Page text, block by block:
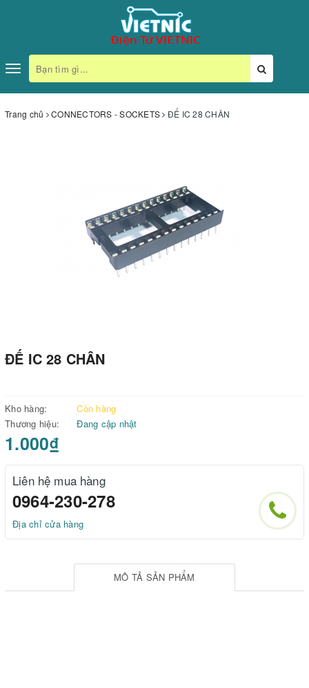
Toggle
navigation
Trang chủ CONNECTORS - SOCKETS ĐẾ IC 28 CHÂN
ĐẾ IC 28 CHÂN
Kho hàng:
Còn hàng
Thương hiệu:
Đang cập nhật
1.000₫
Liên hệ mua hàng
0964-230-278
Địa chỉ cửa hàng
MÔ TẢ SẢN PHẨM